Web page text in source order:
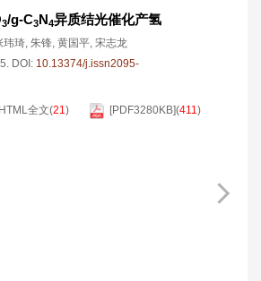
3/g-C3N4异质结光催化产氢
玮琦, 朱锋, 黄国平, 宋志龙
DOI: 10.13374/j.issn2095-
HTML全文(21) [PDF3280KB](411)